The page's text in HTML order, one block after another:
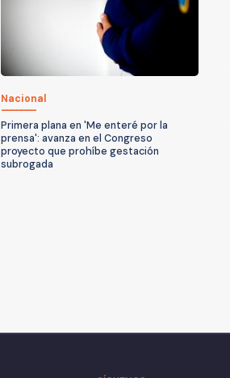
Nacional
Primera plana en 'Me enteré por la
prensa': avanza en el Congreso
proyecto que prohíbe gestación
subrogada